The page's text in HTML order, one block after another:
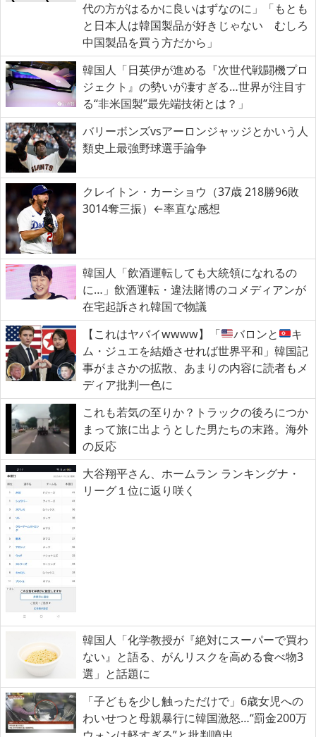
代の方がはるかに良いはずなのに」「もとも
と日本人は韓国製品が好きじゃない むしろ
中国製品を買う方だから」
韓国人「日英伊が進める『次世代戦闘機プロ
ジェクト』の勢いが凄すぎる…世界が注目す
る“非米国製”最先端技術とは？」
バリーボンズvsアーロンジャッジとかいう人
類史上最強野球選手論争
クレイトン・カーショウ（37歳 218勝96敗
3014奪三振）←率直な感想
韓国人「飲酒運転しても大統領になれるの
に…」飲酒運転・違法賭博のコメディアンが
在宅起訴され韓国で物議
【これはヤバイwwww】「
バロンと
キ
ム・ジュエを結婚させれば世界平和」韓国記
事がまさかの拡散、あまりの内容に読者もメ
ディア批判一色に
これも若気の至りか？トラックの後ろにつか
まって旅に出ようとした男たちの末路。海外
の反応
大谷翔平さん、ホームラン ランキングナ・
リーグ１位に返り咲く
韓国人「化学教授が『絶対にスーパーで買わ
ない』と語る、がんリスクを高める食べ物3
選」と話題に
「子どもを少し触っただけで」6歳女児への
わいせつと母親暴行に韓国激怒…“罰金200万